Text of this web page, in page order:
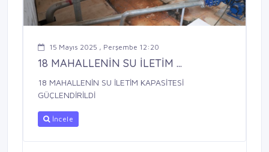
15 Mayıs 2025 , Perşembe 12:20
18 MAHALLENİN SU İLETİM ...
18 MAHALLENİN SU İLETİM KAPASİTESİ
GÜÇLENDİRİLDİ
İncele